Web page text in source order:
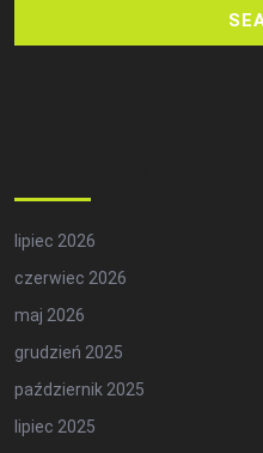
lipiec 2026
czerwiec 2026
maj 2026
grudzień 2025
październik 2025
lipiec 2025